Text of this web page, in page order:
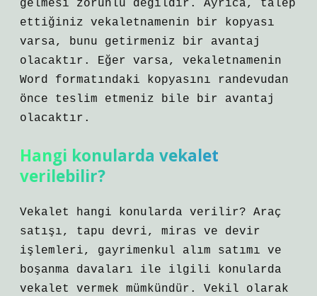
gelmesi zorunlu değildir. Ayrıca, talep
ettiğiniz vekaletnamenin bir kopyası
varsa, bunu getirmeniz bir avantaj
olacaktır. Eğer varsa, vekaletnamenin
Word formatındaki kopyasını randevudan
önce teslim etmeniz bile bir avantaj
olacaktır.
Hangi konularda vekalet
verilebilir?
Vekalet hangi konularda verilir? Araç
satışı, tapu devri, miras ve devir
işlemleri, gayrimenkul alım satımı ve
boşanma davaları ile ilgili konularda
vekalet vermek mümkündür. Vekil olarak